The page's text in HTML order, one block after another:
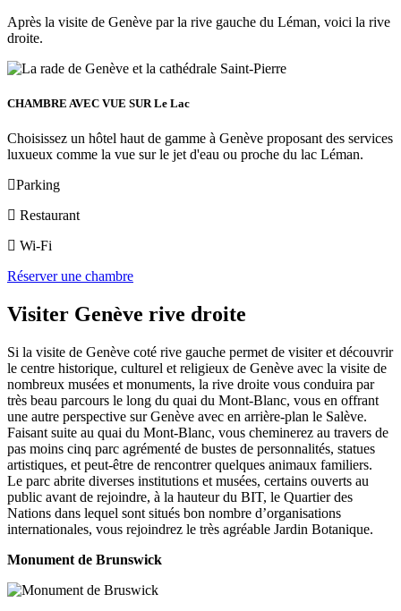
Après la visite de Genève par la rive gauche du Léman, voici la rive
droite.
CHAMBRE AVEC VUE SUR Le Lac
Choisissez un hôtel haut de gamme à Genève proposant des services
luxueux comme la vue sur le jet d'eau ou proche du lac Léman.
Parking
Restaurant
Wi-Fi
Réserver une chambre
Visiter Genève rive droite
Si la visite de Genève coté rive gauche permet de visiter et découvrir
le centre historique, culturel et religieux de Genève avec la visite de
nombreux musées et monuments, la rive droite vous conduira par
très beau parcours le long du quai du Mont-Blanc, vous en offrant
une autre perspective sur Genève avec en arrière-plan le Salève.
Faisant suite au quai du Mont-Blanc, vous cheminerez au travers de
pas moins cinq parc agrémenté de bustes de personnalités, statues
artistiques, et peut-être de rencontrer quelques animaux familiers.
Le parc abrite diverses institutions et musées, certains ouverts au
public avant de rejoindre, à la hauteur du BIT, le Quartier des
Nations dans lequel sont situés bon nombre d’organisations
internationales, vous rejoindrez le très agréable Jardin Botanique.
Monument de Brunswick